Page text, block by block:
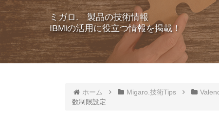
ミガロ. 製品の技術情報
IBMiの活用に役立つ情報を掲載！
ホーム Migaro.技術Tips
数制限設定